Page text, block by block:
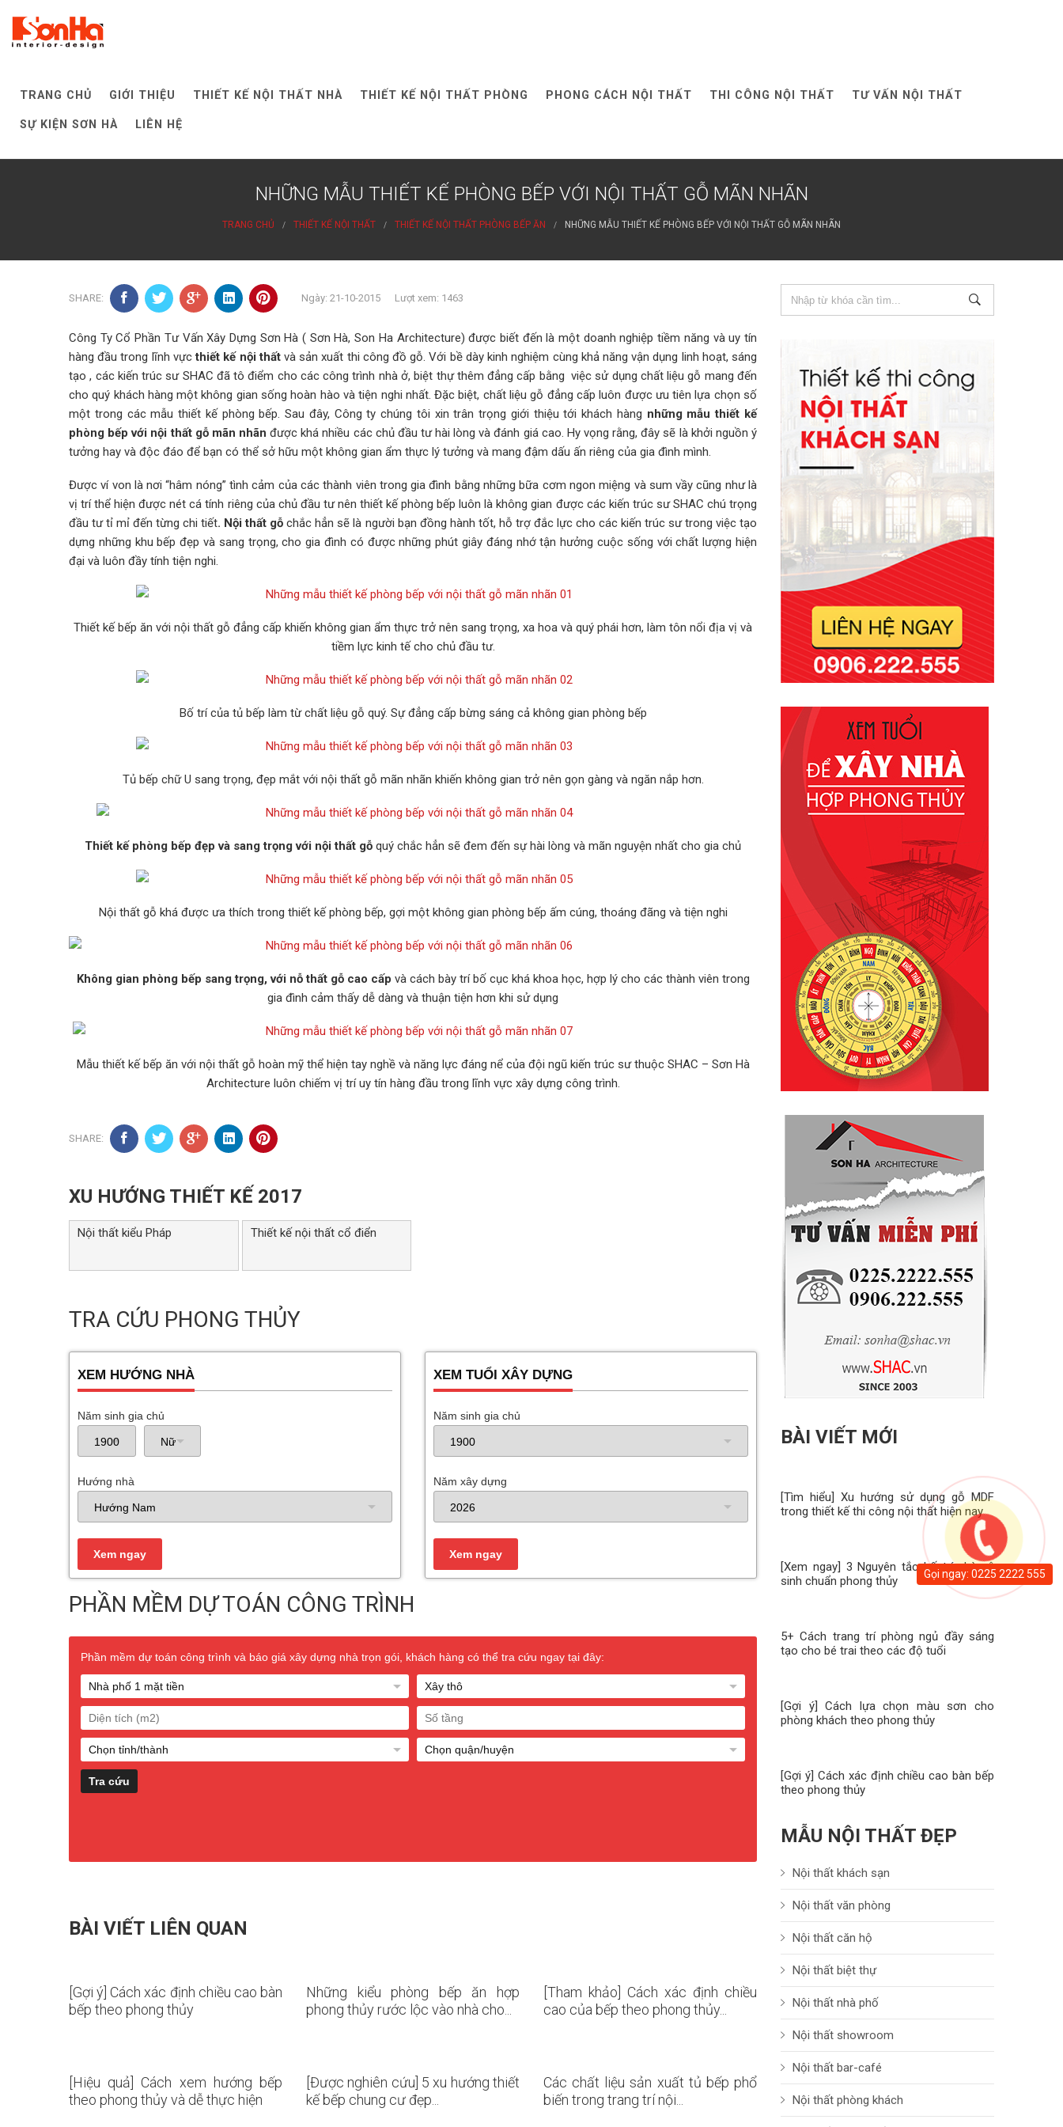
content
TRANG CHỦ GIỚI THIỆU THIẾT KẾ NỘI THẤT NHÀ THIẾT KẾ NỘI THẤT PHÒNG PHONG CÁCH NỘI THẤT THI CÔNG NỘI THẤT TƯ VẤN NỘI THẤT
SỰ KIỆN SƠN HÀ LIÊN HỆ
NHỮNG MẪU THIẾT KẾ PHÒNG BẾP VỚI NỘI THẤT GỖ MÃN NHÃN
TRANG CHỦ THIẾT KẾ NỘI THẤT THIẾT KẾ NỘI THẤT PHÒNG BẾP ĂN NHỮNG MẪU THIẾT KẾ PHÒNG BẾP VỚI NỘI THẤT GỖ MÃN NHÃN
SHARE: Ngày: 21-10-2015 Lượt xem: 1463
Công Ty Cổ Phần Tư Vấn Xây Dựng Sơn Hà ( Sơn Hà, Son Ha Architecture) được biết đến là một doanh nghiệp tiềm năng và uy tín
hàng đầu trong lĩnh vựcthiết kế nội thấtvà sản xuất thi công đồ gỗ. Với bề dày kinh nghiệm cùng khả năng vận dụng linh hoạt, sáng
tạo , các kiến trúc sư SHAC đã tô điểm cho các công trình nhà ở, biệt thự thêm đẳng cấp bằng việc sử dụng chất liệu gỗ mang đến
cho quý khách hàng một không gian sống hoàn hào và tiện nghi nhất. Đặc biệt, chất liệu gỗ đẳng cấp luôn được ưu tiên lựa chọn số
một trong các mẫu thiết kế phòng bếp. Sau đây, Công ty chúng tôi xin trân trọng giới thiệu tới khách hàng những mẫu thiết kế
phòng bếp với nội thất gỗ mãn nhãn được khá nhiều các chủ đầu tư hài lòng và đánh giá cao. Hy vọng rằng, đây sẽ là khởi nguồn ý
tưởng hay và độc đáo để bạn có thể sở hữu một không gian ẩm thực lý tưởng và mang đậm dấu ấn riêng của gia đình mình.
Được ví von là nơi “hâm nóng” tình cảm của các thành viên trong gia đình bằng những bữa cơm ngon miệng và sum vầy cũng như là
vị trí thể hiện được nét cá tính riêng của chủ đầu tư nên thiết kế phòng bếp luôn là không gian được các kiến trúc sư SHAC chú trọng
đầu tư tỉ mỉ đến từng chi tiết. Nội thất gỗ chắc hẳn sẽ là người bạn đồng hành tốt, hỗ trợ đắc lực cho các kiến trúc sư trong việc tạo
dựng những khu bếp đẹp và sang trọng, cho gia đình có được những phút giây đáng nhớ tận hưởng cuộc sống với chất lượng hiện
đại và luôn đầy tính tiện nghi.
Thiết kế bếp ăn với nội thất gỗ đẳng cấp khiến không gian ẩm thực trở nên sang trọng, xa hoa và quý phái hơn, làm tôn nổi địa vị và
tiềm lực kinh tế cho chủ đầu tư.
Bố trí của tủ bếp làm từ chất liệu gỗ quý. Sự đẳng cấp bừng sáng cả không gian phòng bếp
Tủ bếp chữ U sang trọng, đẹp mắt với nội thất gỗ mãn nhãn khiến không gian trở nên gọn gàng và ngăn nắp hơn.
Thiết kế phòng bếp đẹp và sang trọng với nội thất gỗ quý chắc hẳn sẽ đem đến sự hài lòng và mãn nguyện nhất cho gia chủ
Nội thất gỗ khá được ưa thích trong thiết kế phòng bếp, gợi một không gian phòng bếp ấm cúng, thoáng đãng và tiện nghi
Không gian phòng bếp sang trọng, với nỗ thất gỗ cao cấp và cách bày trí bố cục khá khoa học, hợp lý cho các thành viên trong
gia đình cảm thấy dễ dàng và thuận tiện hơn khi sử dụng
Mẫu thiết kế bếp ăn với nội thất gỗ hoàn mỹ thể hiện tay nghề và năng lực đáng nể của đội ngũ kiến trúc sư thuộc SHAC – Sơn Hà
Architecture luôn chiếm vị trí uy tín hàng đầu trong lĩnh vực xây dựng công trình.
SHARE:
XU HƯỚNG THIẾT KẾ 2017
Nội thất kiểu Pháp Thiết kế nội thất cổ điển
TRA CỨU PHONG THỦY
XEM HƯỚNG NHÀ
Năm sinh gia chủ
Hướng nhà
XEM TUỔI XÂY DỰNG
Năm sinh gia chủ
Năm xây dựng
PHẦN MỀM DỰ TOÁN CÔNG TRÌNH
Phần mềm dự toán công trình và báo giá xây dựng nhà trọn gói, khách hàng có thể tra cứu ngay tại đây:
BÀI VIẾT LIÊN QUAN
[Gợi ý] Cách xác định chiều cao bàn
bếp theo phong thủy
Những kiểu phòng bếp ăn hợp
phong thủy rước lộc vào nhà cho...
[Tham khảo] Cách xác định chiều
cao của bếp theo phong thủy...
[Hiệu quả] Cách xem hướng bếp
theo phong thủy và dễ thực hiện
[Được nghiên cứu] 5 xu hướng thiết
kế bếp chung cư đẹp...
Các chất liệu sản xuất tủ bếp phổ
biến trong trang trí nội...
BÀI VIẾT MỚI
[Tìm hiểu] Xu hướng sử dụng gỗ MDF
trong thiết kế thi công nội thất hiện nay
[Xem ngay] 3 Nguyên tắc bố trí nhà vệ
sinh chuẩn phong thủy
5+ Cách trang trí phòng ngủ đầy sáng
tạo cho bé trai theo các độ tuổi
[Gợi ý] Cách lựa chọn màu sơn cho
phòng khách theo phong thủy
[Gợi ý] Cách xác định chiều cao bàn bếp
theo phong thủy
MẪU NỘI THẤT ĐẸP
Nội thất khách sạn
Nội thất văn phòng
Nội thất căn hộ
Nội thất biệt thự
Nội thất nhà phố
Nội thất showroom
Nội thất bar-café
Nội thất phòng khách
Gọi ngay: 0225 2222 555